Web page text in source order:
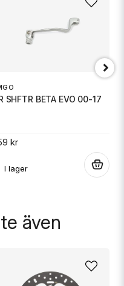
SHFTR BETA EVO 00-17
kr
även